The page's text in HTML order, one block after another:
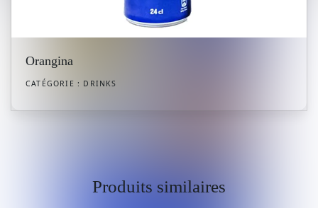
Orangina
CATÉGORIE : DRINKS
Produits similaires